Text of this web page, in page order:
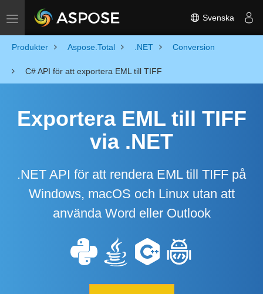
Toggle navigation Svenska
Produkter Aspose.Total .NET Conversion
C# API för att exportera EML till TIFF
Exportera EML till TIFF
via .NET
.NET API för att rendera EML till TIFF på
Windows, macOS och Linux utan att
använda Word eller Outlook